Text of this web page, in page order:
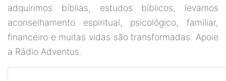
adquirimos bíblias, estudos bíblicos, levamos
aconselhamento espiritual, psicológico, familiar,
financeiro e muitas vidas são transformadas. Apoie
a Rádio Adventus.